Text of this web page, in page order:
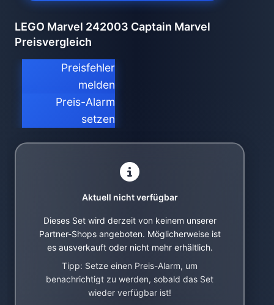
LEGO Marvel 242003 Captain Marvel
Preisvergleich
Preisfehler
melden
Preis-Alarm
setzen
Aktuell nicht verfügbar
Dieses Set wird derzeit von keinem unserer
Partner-Shops angeboten. Möglicherweise ist
es ausverkauft oder nicht mehr erhältlich.
Tipp: Setze einen Preis-Alarm, um
benachrichtigt zu werden, sobald das Set
wieder verfügbar ist!